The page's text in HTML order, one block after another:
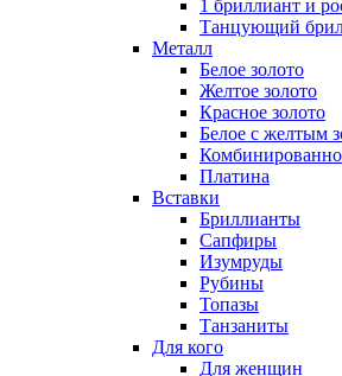
1 бриллиант и
Танцующий
Металл
Белое золото
Желтое золото
Красное золото
Белое с желтым
Платина
Вставки
Бриллианты
Сапфиры
Изумруды
Рубины
Топазы
Танзаниты
Для кого
Для женщин